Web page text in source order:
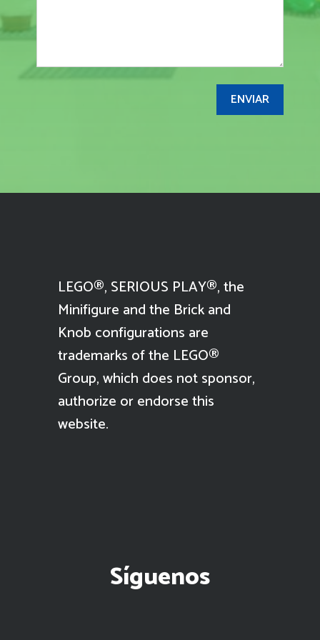
LEGO®, SERIOUS PLAY®, the
Minifigure and the Brick and
Knob configurations are
trademarks of the LEGO®
Group, which does not sponsor,
authorize or endorse this
website.
Síguenos